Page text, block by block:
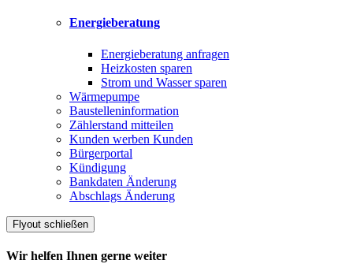
Energieberatung
Energieberatung anfragen
Heizkosten sparen
Strom und Wasser sparen
Wärmepumpe
Baustelleninformation
Zählerstand mitteilen
Kunden werben Kunden
Bürgerportal
Kündigung
Bankdaten Änderung
Abschlags Änderung
Flyout schließen
Wir helfen Ihnen gerne weiter